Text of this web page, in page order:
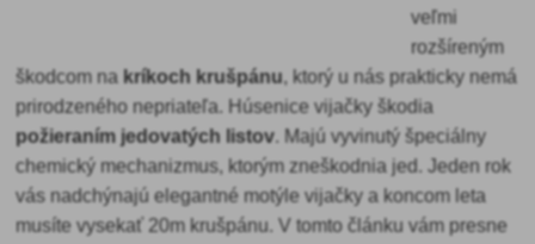
veľmi
rozšíreným
škodcom na kríkoch krušpánu, ktorý u nás prakticky nemá
prirodzeného nepriateľa. Húsenice vijačky škodia
požieraním jedovatých listov. Majú vyvinutý špeciálny
chemický mechanizmus, ktorým zneškodnia jed. Jeden rok
vás nadchýnajú elegantné motýle vijačky a koncom leta
musíte vysekať 20m krušpánu. V tomto článku vám presne